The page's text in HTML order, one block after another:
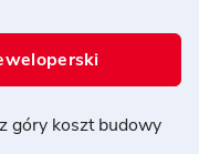
góry koszt budowy